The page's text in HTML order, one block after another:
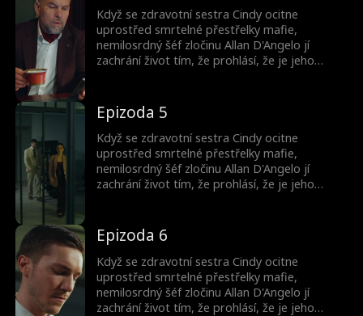
Když se zdravotní sestra Cindy ocitne
uprostřed smrtelné přestřelky mafie,
nemilosrdný šéf zločinu Allan D'Angelo jí
zachrání život tím, že prohlásí, že je jeho
by ji mohla stát život.
Epizoda 5
Když se zdravotní sestra Cindy ocitne
uprostřed smrtelné přestřelky mafie,
nemilosrdný šéf zločinu Allan D'Angelo jí
zachrání život tím, že prohlásí, že je jeho
by ji mohla stát život.
Epizoda 6
Když se zdravotní sestra Cindy ocitne
uprostřed smrtelné přestřelky mafie,
nemilosrdný šéf zločinu Allan D'Angelo jí
zachrání život tím, že prohlásí, že je jeho